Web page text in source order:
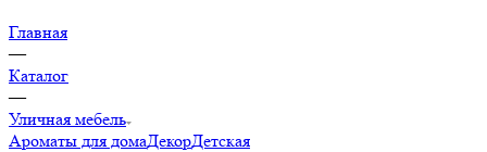
Главная
—
Каталог
—
Уличная мебель
Ароматы для домаДекорДетская